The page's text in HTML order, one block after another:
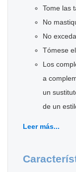
Tome las
No
No
Tómese
Los
a
un
de un
Leer más...